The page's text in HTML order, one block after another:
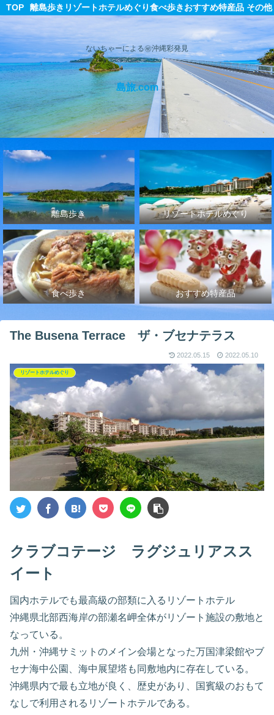
ないちゃーによる㊙沖縄彩発見
島旅.com
TOP 離島歩き リゾートホテルめぐり食べ歩きおすすめ特産品 その他
離島歩き リゾートホテルめぐり
食べ歩き おすすめ特産品
The Busena Terrace ザ・ブセナテラス
2022.05.15 2022.05.10
リゾートホテルめぐり
クラブコテージ ラグジュリアスス
イート
国内ホテルでも最高級の部類に入るリゾートホテル
沖縄県北部西海岸の部瀬名岬全体がリゾート施設の敷地と
なっている。
九州・沖縄サミットのメイン会場となった万国津梁館やブ
セナ海中公園、海中展望塔も同敷地内に存在している。
沖縄県内で最も立地が良く、歴史があり、国賓級のおもて
なしで利用されるリゾートホテルである。